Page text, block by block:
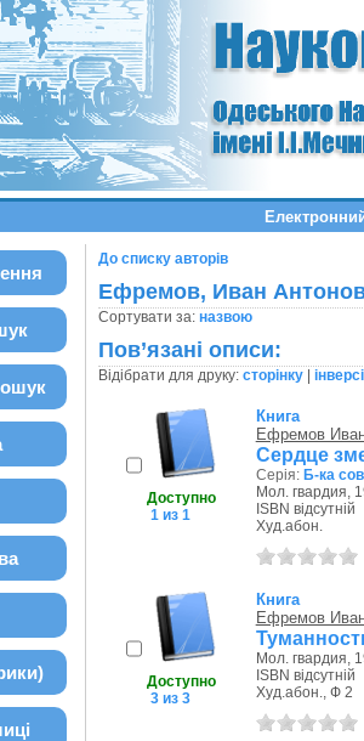
До списку авторів
Ефремов, Иван
Сортувати за: назвою
Пов’язані описи:
Відібрати для друку: сторінку|
Доступно
1 из 1
Книга
Ефремов
Сердце
Серія: Б-ка
Мол. гвардия,
ISBN відсутній
Худ.абон.
Доступно
3 из 3
Книга
Ефремов
Мол. гвардия,
ISBN відсутній
Худ.абон., Ф 2